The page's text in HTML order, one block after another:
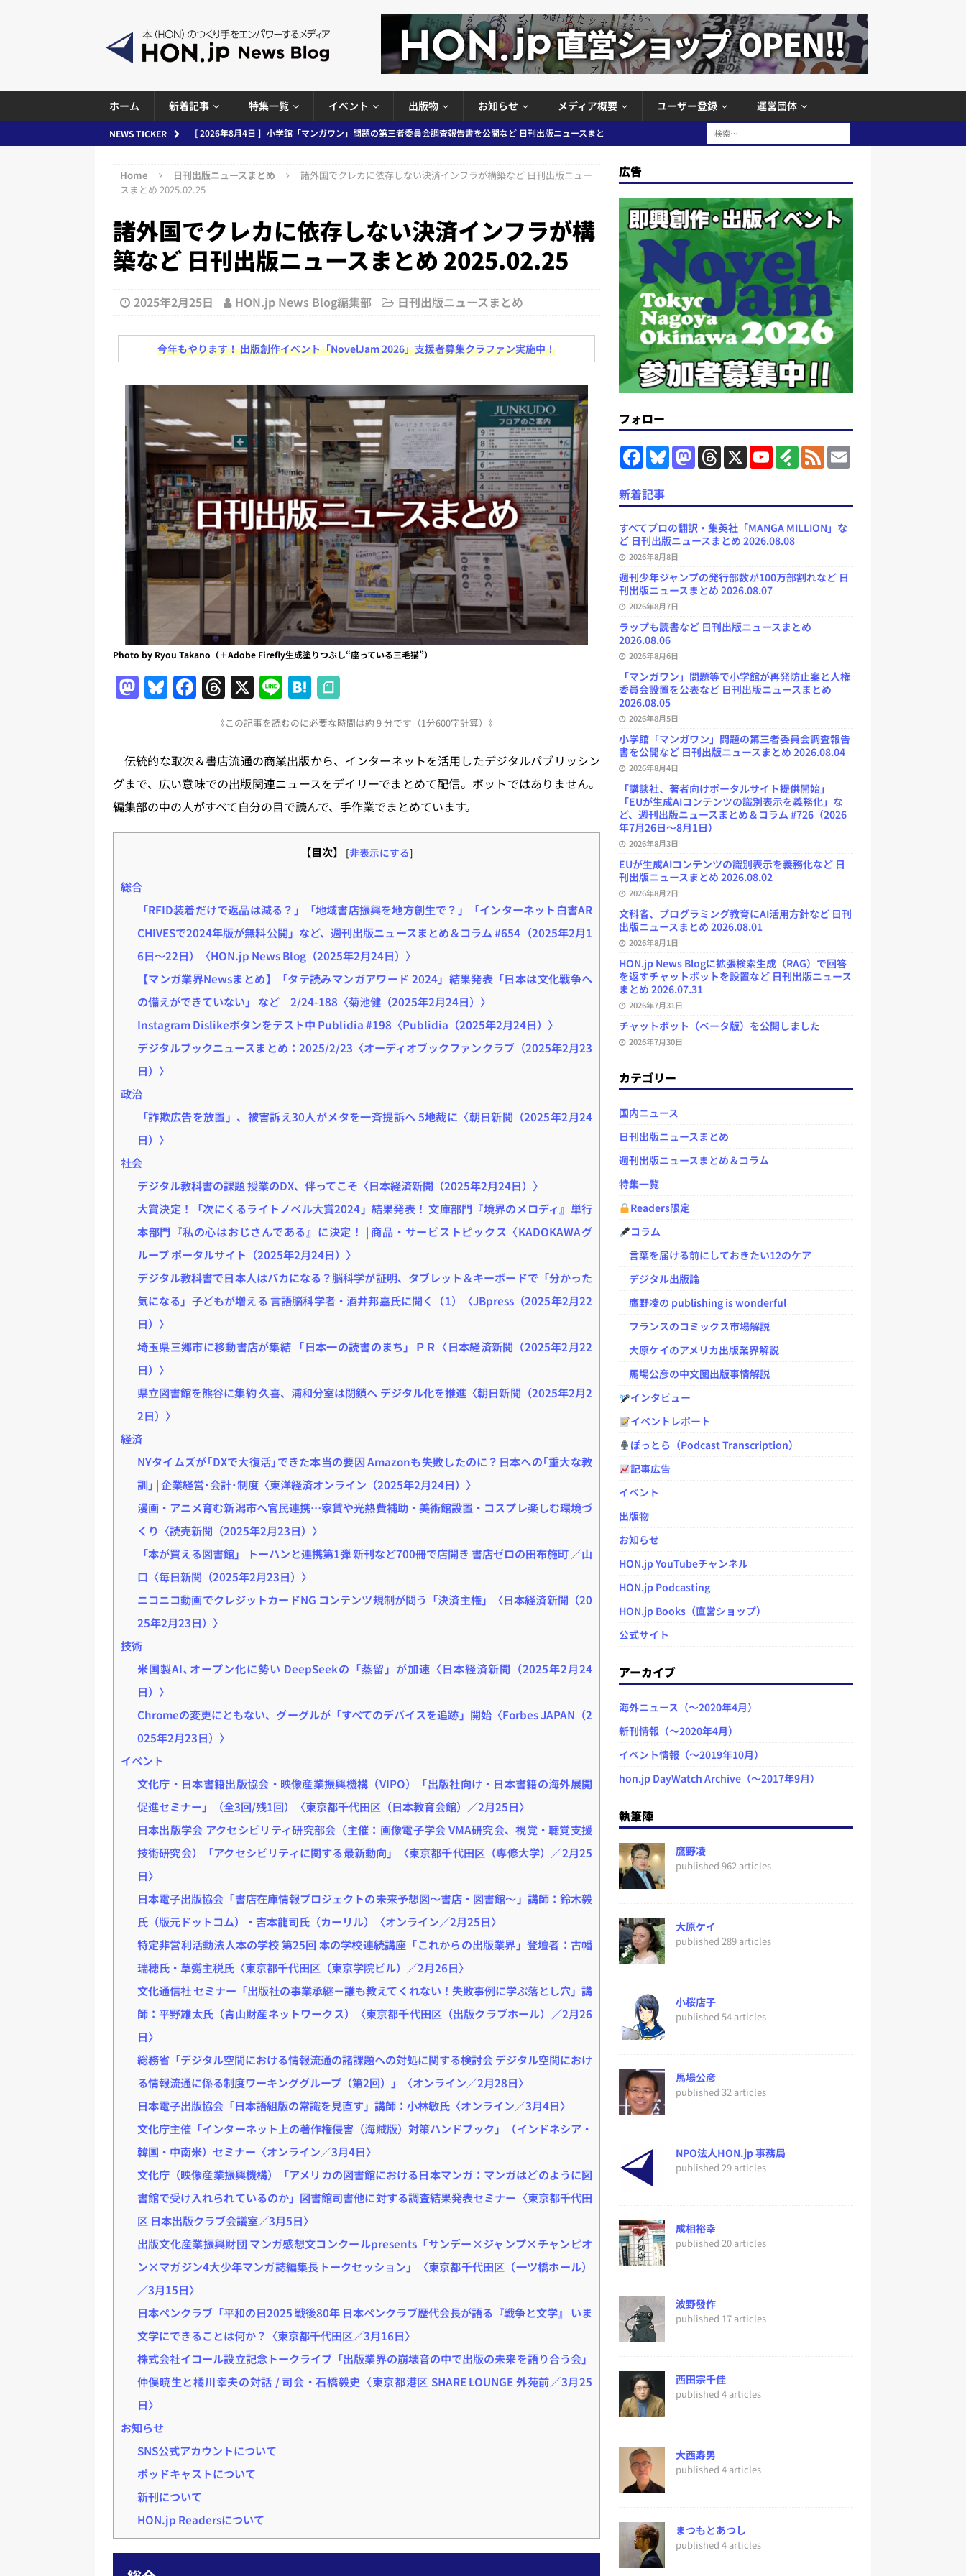
ホーム 新着記事 特集一覧 イベント 出版物 お知らせ メディア概要 ユーザー登録 運営団体
NEWS TICKER [ 2026年8月4日 ] 小学館「マンガワン」問題の第三者委員会調査報告書を公開など 日刊出版ニュースまと
[ 2026年8月3日 ] 「講談社、著者向けポータルサイト提供開始」「EUが生成AIコンテンツの識別表示を義
とめ＆コラム
[ 2026年8月2日 ] EUが生成AIコンテンツの識別表示を義務化など 日刊出版ニュースまとめ 2026.08.02
[ 2026年8月1日 ] 文科省、プログラミング教育にAI活用方針など 日刊出版ニュースまとめ 2026.08.01
[ 2026年7月31日 ] HON.jp News Blogに拡張検索生成（RAG）で回答を返すチャットボットを設置など
[ 2026年7月30日 ] チャットボット（ベータ版）を公開しました
お知らせ
[ 2026年8月8日 ]
すべてプロの翻訳・集英社「MANGA MILLION」など 日刊出版ニュースまとめ
2026.08.08
日刊出版ニュースまとめ
[ 2026年8月7日 ]
週刊少年ジャンプの発行部数が100万部割れなど 日刊出版ニュースまとめ 2026.08.07
日刊出版ニュースまとめ
[ 2026年8月6日 ] ラップも読書など 日刊出版ニュースまとめ 2026.08.06
日刊出版ニュースまとめ
[ 2026年8月5日 ]
「マンガワン」問題等で小学館が再発防止案と人権委員会設置を公表など 日刊出版ニュ
ースまとめ 2026.08.05
日刊出版ニュースまとめ
Home 日刊出版ニュースまとめ
諸外国でクレカに依存しない決済インフラが構築など 日刊出版ニュー
スまとめ 2025.02.25
諸外国でクレカに依存しない決済インフラが構
築など 日刊出版ニュースまとめ 2025.02.25
2025年2月25日 HON.jp News Blog編集部 日刊出版ニュースまとめ
今年もやります！ 出版創作イベント「NovelJam 2026」支援者募集クラファン実施中！
Photo by Ryou Takano（＋Adobe Firefly生成塗りつぶし“座っている三毛猫”）
M
o
d
o
n
Bl
s
k
y
F
e
b
o
o
T
re
a
d
s
X Li
n
e
H
at
e
n
a
《この記事を読むのに必要な時間は約 9 分です（1分600字計算）》
伝統的な取次＆書店流通の商業出版から、インターネットを活用したデジタルパブリッシン
グまで、広い意味での出版関連ニュースをデイリーでまとめて配信。ボットではありません。
編集部の中の人がすべて自分の目で読んで、手作業でまとめています。
【目次】 [非表示にする]
総合
「RFID装着だけで返品は減る？」「地域書店振興を地方創生で？」「インターネット白書AR
CHIVESで2024年版が無料公開」など、週刊出版ニュースまとめ＆コラム #654（2025年2月1
6日～22日）〈HON.jp News Blog（2025年2月24日）〉
【マンガ業界Newsまとめ】「タテ読みマンガアワード 2024」結果発表「日本は文化戦争へ
の備えができていない」 など｜2/24-188〈菊池健（2025年2月24日）〉
Instagram Dislikeボタンをテスト中 Publidia #198〈Publidia（2025年2月24日）〉
デジタルブックニュースまとめ：2025/2/23〈オーディオブックファンクラブ（2025年2月23
日）〉
政治
「詐欺広告を放置」、被害訴え30人がメタを一斉提訴へ 5地裁に〈朝日新聞（2025年2月24
日）〉
社会
デジタル教科書の課題 授業のDX、伴ってこそ〈日本経済新聞（2025年2月24日）〉
大賞決定！「次にくるライトノベル大賞2024」結果発表！ 文庫部門『境界のメロディ』単行
本部門『私の心はおじさんである』に決定！ | 商品・サービストピックス〈KADOKAWAグ
ループ ポータルサイト（2025年2月24日）〉
デジタル教科書で日本人はバカになる？脳科学が証明、タブレット＆キーボードで「分かった
気になる」子どもが増える 言語脳科学者・酒井邦嘉氏に聞く（1）〈JBpress（2025年2月22
日）〉
埼玉県三郷市に移動書店が集結 「日本一の読書のまち」ＰＲ〈日本経済新聞（2025年2月22
日）〉
県立図書館を熊谷に集約 久喜、浦和分室は閉鎖へ デジタル化を推進〈朝日新聞（2025年2月2
2日）〉
経済
NYタイムズが｢DXで大復活｣できた本当の要因 Amazonも失敗したのに？日本への｢重大な教
訓｣ | 企業経営･会計･制度〈東洋経済オンライン（2025年2月24日）〉
漫画・アニメ育む新潟市へ官民連携…家賃や光熱費補助・美術館設置・コスプレ楽しむ環境づ
くり〈読売新聞（2025年2月23日）〉
「本が買える図書館」 トーハンと連携第1弾 新刊など700冊で店開き 書店ゼロの田布施町 ／山
口〈毎日新聞（2025年2月23日）〉
ニコニコ動画でクレジットカードNG コンテンツ規制が問う「決済主権」〈日本経済新聞（20
25年2月23日）〉
技術
米国製AI､オープン化に勢い DeepSeekの「蒸留」が加速〈日本経済新聞（2025年2月24
日）〉
Chromeの変更にともない、グーグルが「すべてのデバイスを追跡」開始〈Forbes JAPAN（2
025年2月23日）〉
イベント
文化庁・日本書籍出版協会・映像産業振興機構（VIPO）「出版社向け・日本書籍の海外展開
促進セミナー」（全3回/残1回）〈東京都千代田区（日本教育会館）／2月25日〉
日本出版学会 アクセシビリティ研究部会（主催：画像電子学会 VMA研究会、視覚・聴覚支援
技術研究会）「アクセシビリティに関する最新動向」〈東京都千代田区（専修大学）／2月25
日〉
日本電子出版協会「書店在庫情報プロジェクトの未来予想図〜書店・図書館〜」講師：鈴木毅
氏（版元ドットコム）・吉本龍司氏（カーリル）〈オンライン／2月25日〉
特定非営利活動法人本の学校 第25回 本の学校連続講座「これからの出版業界」登壇者：古幡
瑞穂氏・草彅主税氏〈東京都千代田区（東京学院ビル）／2月26日〉
文化通信社 セミナー「出版社の事業承継－誰も教えてくれない！失敗事例に学ぶ落とし穴」講
師：平野雄太氏（青山財産ネットワークス）〈東京都千代田区（出版クラブホール）／2月26
日〉
総務省「デジタル空間における情報流通の諸課題への対処に関する検討会 デジタル空間におけ
る情報流通に係る制度ワーキンググループ（第2回）」〈オンライン／2月28日〉
日本電子出版協会「日本語組版の常識を見直す」講師：小林敏氏〈オンライン／3月4日〉
文化庁主催「インターネット上の著作権侵害（海賊版）対策ハンドブック」（インドネシア・
韓国・中南米）セミナー〈オンライン／3月4日〉
文化庁（映像産業振興機構）「アメリカの図書館における日本マンガ：マンガはどのように図
書館で受け入れられているのか」図書館司書他に対する調査結果発表セミナー〈東京都千代田
区 日本出版クラブ会議室／3月5日〉
出版文化産業振興財団 マンガ感想文コンクールpresents「サンデー×ジャンプ×チャンピオ
ン×マガジン4大少年マンガ誌編集長トークセッション」〈東京都千代田区（一ツ橋ホール）
／3月15日〉
日本ペンクラブ「平和の日2025 戦後80年 日本ペンクラブ歴代会長が語る『戦争と文学』 いま
文学にできることは何か？〈東京都千代田区／3月16日〉
株式会社イコール設立記念トークライブ「出版業界の崩壊音の中で出版の未来を語り合う会」
仲俣暁生と橘川幸夫の対話 / 司会・石橋毅史〈東京都港区 SHARE LOUNGE 外苑前／3月25
日〉
お知らせ
SNS公式アカウントについて
ポッドキャストについて
新刊について
HON.jp Readersについて
広告
フォロー
F
a
e
b
o
o
k
B
l
k
y
M
a
d
o
n
T
h
d
s
X
Y
o
b
e
C
h
n
e
F
e
y
F
e
E
m
新着記事
すべてプロの翻訳・集英社「MANGA MILLION」な
ど 日刊出版ニュースまとめ 2026.08.08
2026年8月8日
週刊少年ジャンプの発行部数が100万部割れなど 日
刊出版ニュースまとめ 2026.08.07
2026年8月7日
ラップも読書など 日刊出版ニュースまとめ
2026.08.06
2026年8月6日
「マンガワン」問題等で小学館が再発防止案と人権
委員会設置を公表など 日刊出版ニュースまとめ
2026.08.05
2026年8月5日
小学館「マンガワン」問題の第三者委員会調査報告
書を公開など 日刊出版ニュースまとめ 2026.08.04
2026年8月4日
「講談社、著者向けポータルサイト提供開始」
「EUが生成AIコンテンツの識別表示を義務化」な
ど、週刊出版ニュースまとめ＆コラム #726（2026
年7月26日～8月1日）
2026年8月3日
EUが生成AIコンテンツの識別表示を義務化など 日
刊出版ニュースまとめ 2026.08.02
2026年8月2日
文科省、プログラミング教育にAI活用方針など 日刊
出版ニュースまとめ 2026.08.01
2026年8月1日
HON.jp News Blogに拡張検索生成（RAG）で回答
を返すチャットボットを設置など 日刊出版ニュース
まとめ 2026.07.31
2026年7月31日
チャットボット（ベータ版）を公開しました
2026年7月30日
カテゴリー
国内ニュース
日刊出版ニュースまとめ
週刊出版ニュースまとめ＆コラム
特集一覧
Readers限定
コラム
言葉を届ける前にしておきたい12のケア
デジタル出版論
鷹野凌の publishing is wonderful
フランスのコミックス市場解説
大原ケイのアメリカ出版業界解説
馬場公彦の中文圏出版事情解説
インタビュー
イベントレポート
ぽっとら（Podcast Transcription）
記事広告
イベント
出版物
お知らせ
HON.jp YouTubeチャンネル
HON.jp Podcasting
HON.jp Books（直営ショップ）
公式サイト
アーカイブ
海外ニュース（～2020年4月）
新刊情報（～2020年4月）
イベント情報（～2019年10月）
hon.jp DayWatch Archive（～2017年9月）
執筆陣
鷹野凌
published 962 articles
大原ケイ
published 289 articles
小桜店子
published 54 articles
馬場公彦
published 32 articles
NPO法人HON.jp 事務局
published 29 articles
成相裕幸
published 20 articles
波野發作
published 17 articles
西田宗千佳
published 4 articles
大西寿男
published 4 articles
まつもとあつし
published 4 articles